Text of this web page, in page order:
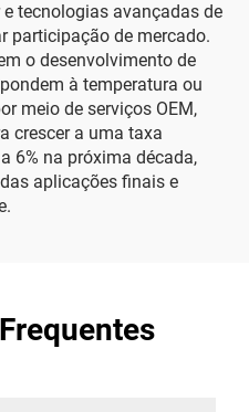
tecnologias avançadas de
participação de mercado.
o desenvolvimento de
à temperatura ou
meio de serviços OEM,
crescer a uma taxa
6% na próxima década,
aplicações finais e